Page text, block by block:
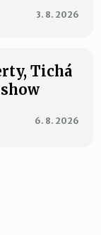
3. 8. 2026
Tichá
6. 8. 2026